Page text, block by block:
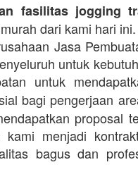
fasilitas jogging
dari kami hari
Jasa
untuk
untuk
bagi pengerjaan
proposal
menjadi
bagus dan